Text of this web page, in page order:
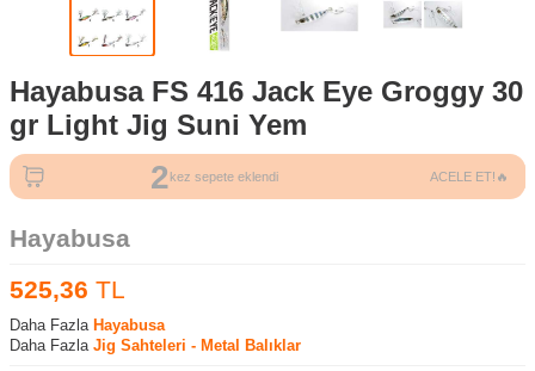
Hayabusa FS 416 Jack Eye Groggy 30
gr Light Jig Suni Yem
2 kez sepete eklendi ACELE ET!🔥
Hayabusa
525,36 TL
Daha Fazla Hayabusa
Daha Fazla Jig Sahteleri - Metal Balıklar